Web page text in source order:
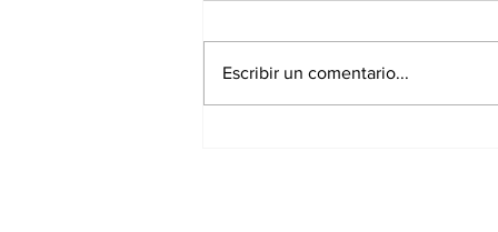
Escribir un comentario...